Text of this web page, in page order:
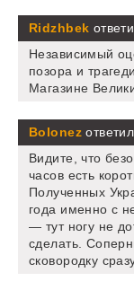
Ridzhbek
Независимый
позора и
Магазине
Bolonez
Видите, что
часов есть
Полученных
года именно с
— тут ногу не
сделать.
сковородку